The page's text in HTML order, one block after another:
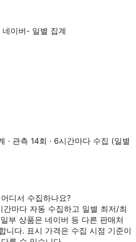
네이버- 일별 집계
· 관측 14회 · 6시간마다 수집 (일별
디서 수집하나요?
간마다 자동 수집하고 일별 최저/최
부 상품은 네이버 등 다른 판매처
니다. 표시 가격은 수집 시점 기준이